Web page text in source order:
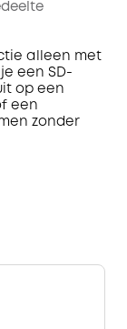
alleen met
een SD-
op een
een
zonder